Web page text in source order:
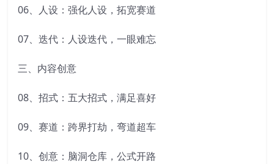
06、人设：强化人设，拓宽赛道
07、迭代：人设迭代，一眼难忘
三、内容创意
08、招式：五大招式，满足喜好
09、赛道：跨界打劫，弯道超车
10、创意：脑洞仓库，公式开路